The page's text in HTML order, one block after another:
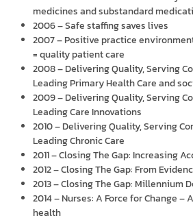
medicines and substandard
2006 – Safe staffing saves lives
2007 – Positive practice
= quality patient care
2008 – Delivering Quality, Serving
Leading Primary Health Care and
2009 – Delivering Quality, Serving
Leading Care Innovations
2010 – Delivering Quality, Serving
Leading Chronic Care
2011 – Closing The Gap: Increasing
2012 – Closing The Gap: From
2013 – Closing The Gap: Millennium
2014 – Nurses: A Force for Change
health